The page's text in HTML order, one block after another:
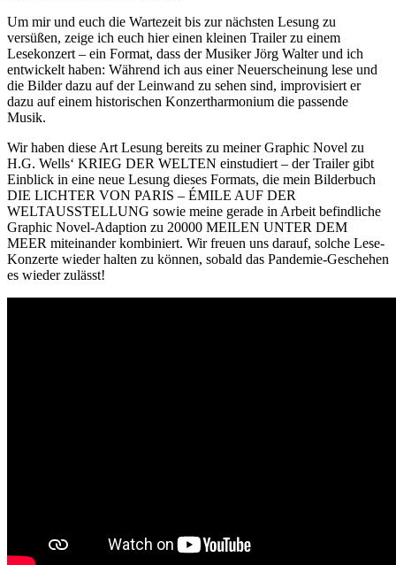
Um mir und euch die Wartezeit bis zur nächsten Lesung zu
versüßen, zeige ich euch hier einen kleinen Trailer zu einem
Lesekonzert – ein Format, dass der Musiker Jörg Walter und ich
entwickelt haben: Während ich aus einer Neuerscheinung lese und
die Bilder dazu auf der Leinwand zu sehen sind, improvisiert er
dazu auf einem historischen Konzertharmonium die passende
Musik.
Wir haben diese Art Lesung bereits zu meiner Graphic Novel zu
H.G. Wells‘ KRIEG DER WELTEN einstudiert – der Trailer gibt
Einblick in eine neue Lesung dieses Formats, die mein Bilderbuch
DIE LICHTER VON PARIS – ÉMILE AUF DER
WELTAUSSTELLUNG sowie meine gerade in Arbeit befindliche
Graphic Novel-Adaption zu 20000 MEILEN UNTER DEM
MEER miteinander kombiniert. Wir freuen uns darauf, solche Lese-
Konzerte wieder halten zu können, sobald das Pandemie-Geschehen
es wieder zulässt!